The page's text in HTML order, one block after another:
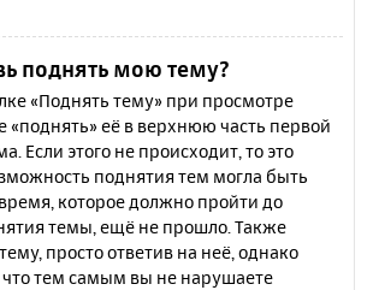
поднять мою тему?
«Поднять тему» при просмотре
её в верхнюю часть первой
Если этого не происходит, то это
поднятия тем могла быть
которое должно пройти до
темы, ещё не прошло. Также
просто ответив на неё, однако
что тем самым вы не нарушаете